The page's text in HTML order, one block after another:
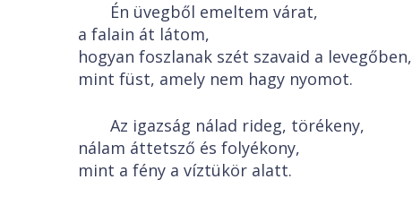
Én üvegből emeltem várat,
a falain át látom,
hogyan foszlanak szét szavaid a levegőben,
mint füst, amely nem hagy nyomot.
Az igazság nálad rideg, törékeny,
nálam áttetsző és folyékony,
mint a fény a víztükör alatt.